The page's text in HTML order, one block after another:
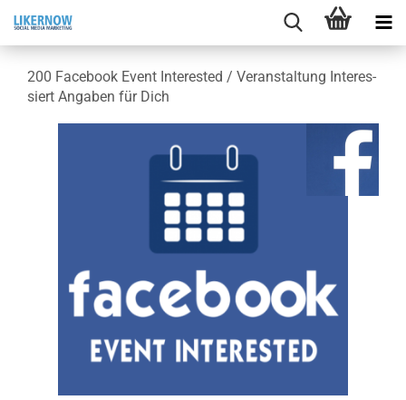
200 Face­book Event In­te­rested / Ver­an­stal­tung In­ter­es­
siert An­ga­ben für Dich